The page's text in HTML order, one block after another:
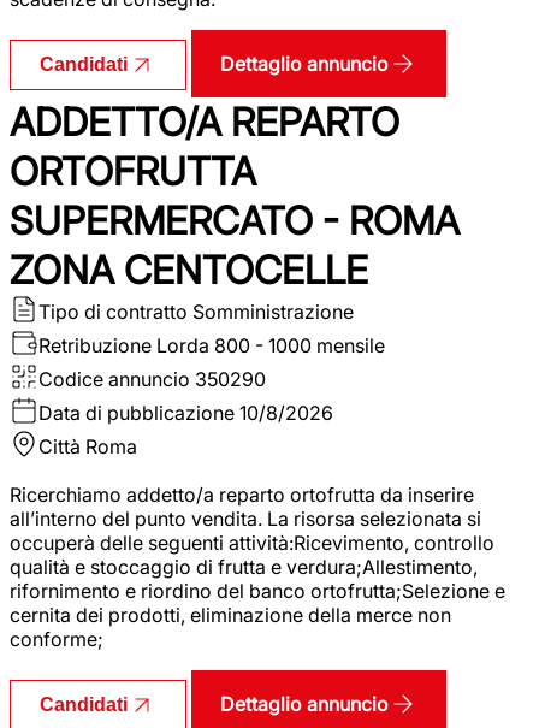
Candidati Dettaglio annuncio
ADDETTO/A REPARTO
ORTOFRUTTA
SUPERMERCATO - ROMA
ZONA CENTOCELLE
Tipo di contratto Somministrazione
Retribuzione Lorda 800 - 1000 mensile
Codice annuncio 350290
Data di pubblicazione 10/8/2026
Città Roma
Ricerchiamo addetto/a reparto ortofrutta da inserire
all’interno del punto vendita. La risorsa selezionata si
occuperà delle seguenti attività:Ricevimento, controllo
qualità e stoccaggio di frutta e verdura;Allestimento,
rifornimento e riordino del banco ortofrutta;Selezione e
cernita dei prodotti, eliminazione della merce non
conforme;
Candidati Dettaglio annuncio